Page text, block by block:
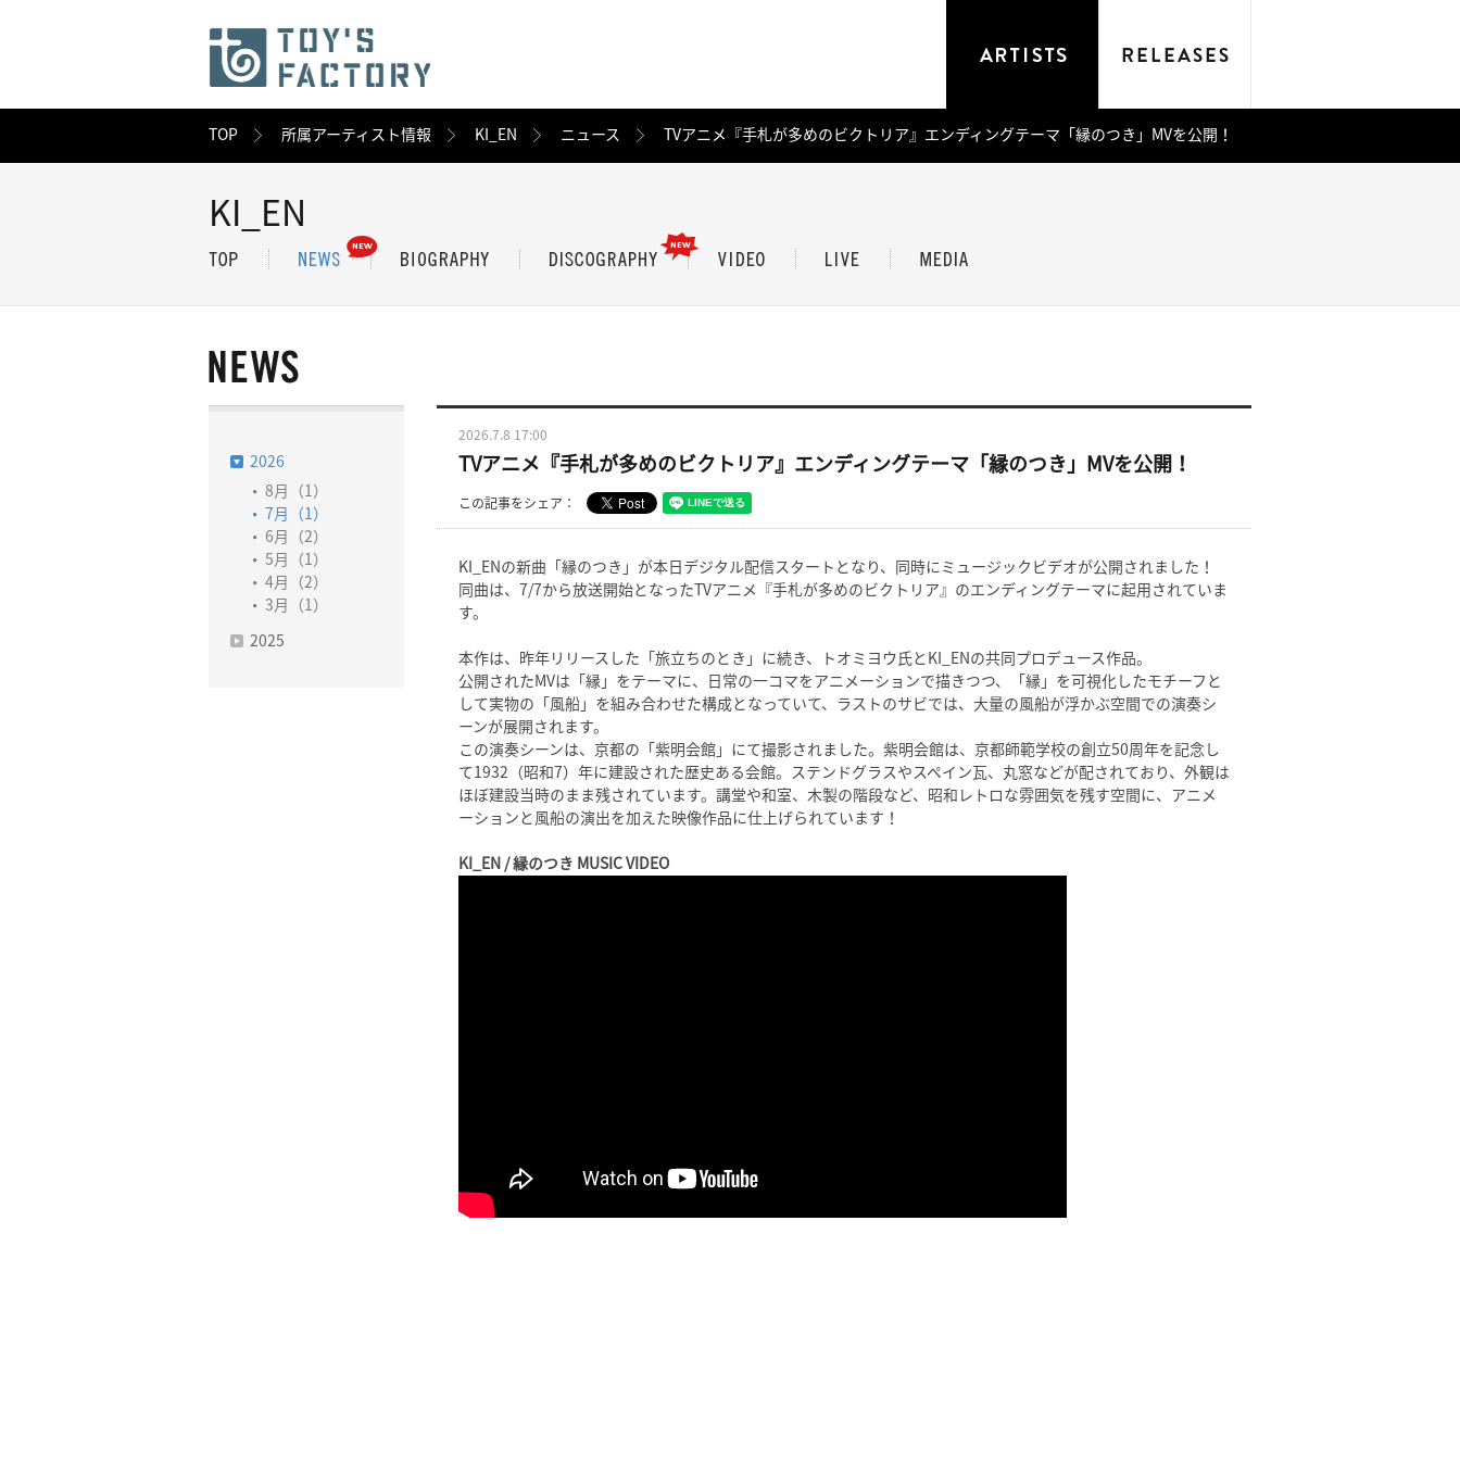
TOP 所属アーティスト情報 KI_EN ニュース TVアニメ『手札が多めのビクトリア』エンディングテーマ「縁のつき」MVを公開！
KI_EN
2026
8月（1）
7月（1）
6月（2）
5月（1）
4月（2）
3月（1）
2025
2026.7.8 17:00
TVアニメ『手札が多めのビクトリア』エンディングテーマ「縁のつき」MVを公開！
この記事をシェア：
KI_ENの新曲「縁のつき」が本日デジタル配信スタートとなり、同時にミュージックビデオが公開されました！
同曲は、7/7から放送開始となったTVアニメ『手札が多めのビクトリア』のエンディングテーマに起用されていま
す。
本作は、昨年リリースした「旅立ちのとき」に続き、トオミヨウ氏とKI_ENの共同プロデュース作品。
公開されたMVは「縁」をテーマに、日常の一コマをアニメーションで描きつつ、「縁」を可視化したモチーフと
して実物の「風船」を組み合わせた構成となっていて、ラストのサビでは、大量の風船が浮かぶ空間での演奏シ
ーンが展開されます。
この演奏シーンは、京都の「紫明会館」にて撮影されました。紫明会館は、京都師範学校の創立50周年を記念し
て1932（昭和7）年に建設された歴史ある会館。ステンドグラスやスペイン瓦、丸窓などが配されており、外観は
ほぼ建設当時のまま残されています。講堂や和室、木製の階段など、昭和レトロな雰囲気を残す空間に、アニメ
ーションと風船の演出を加えた映像作品に仕上げられています！
KI_EN / 縁のつき MUSIC VIDEO